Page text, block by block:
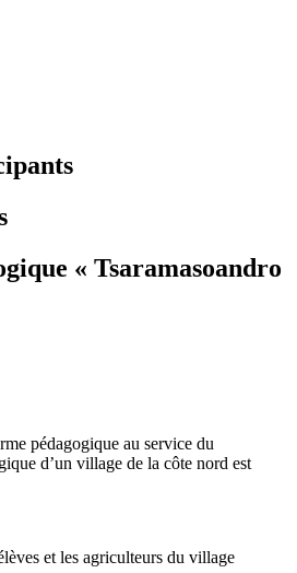
« Tsaramasoandro
pédagogique au service du
d’un village de la côte nord est
et les agriculteurs du village